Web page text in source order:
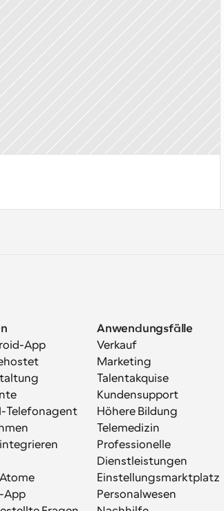
App
Telefonagent
App
Anwendungsfälle
Verkauf
Marketing
Talentakquise
Kundensupport
Höhere Bildung
Telemedizin
Professionelle
Dienstleistungen
Einstellungsmarktplatz
Personalwesen